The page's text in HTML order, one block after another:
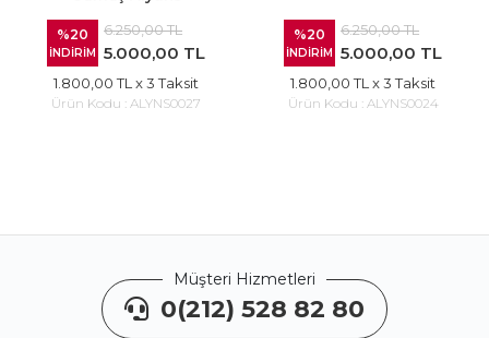
%20
İNDİRİM
6.250,00 TL
5.000,00 TL
1.800,00 TL x 3 Taksit
Ürün Kodu : ALYNS0027
%20
İNDİRİM
6.250,00 TL
5.000,00 TL
1.800,00 TL x 3 Taksit
Ürün Kodu : ALYNS0024
Müşteri Hizmetleri
0(212) 528 82 80